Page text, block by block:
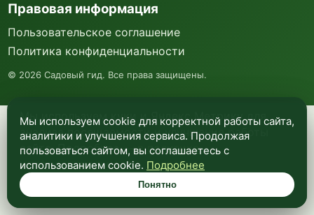
Мы используем куки и Яндекс Метрику для
анализа посещаемости и улучшения работы
сайта. Подробнее —в политике
конфиденциальности.
Понятно
Правовая информация
Пользовательское соглашение
Политика конфиденциальности
© 2026 Садовый гид. Все права защищены.
Мы используем cookie для корректной работы сайта,
аналитики и улучшения сервиса. Продолжая
пользоваться сайтом, вы соглашаетесь с
использованием cookie. Подробнее
Понятно